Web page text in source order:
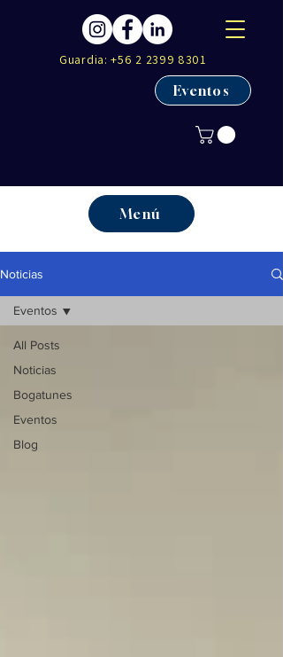
Guardia:+56 2 2399 8301
Eventos
Menú
Noticias
All Posts
Noticias
Bogatunes
Eventos
Blog
Eventos